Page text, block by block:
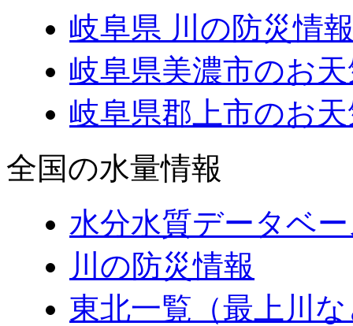
岐阜県 川の防災情
岐阜県美濃市のお
岐阜県郡上市のお
全国の水量情報
水分水質データベ
川の防災情報
東北一覧（最上川